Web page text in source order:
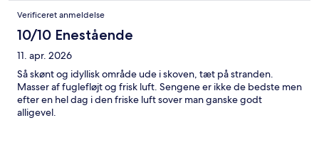
Verificeret anmeldelse
10/10 Enestående
11. apr. 2026
Så skønt og idyllisk område ude i skoven, tæt på stranden.
Masser af fuglefløjt og frisk luft. Sengene er ikke de bedste men
efter en hel dag i den friske luft sover man ganske godt
alligevel.